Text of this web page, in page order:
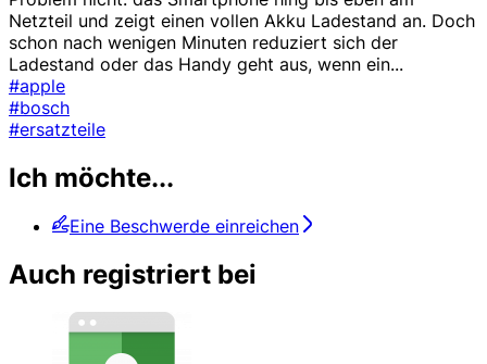
Netzteil und zeigt einen vollen Akku Ladestand an. Doch
schon nach wenigen Minuten reduziert sich der
Ladestand oder das Handy geht aus, wenn ein...
#apple
#bosch
#ersatzteile
Ich möchte...
Eine Beschwerde einreichen
Auch registriert bei